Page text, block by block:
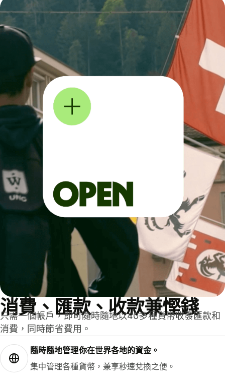
消費、匯款、收款兼慳錢
只需一個帳戶，即可隨時隨地以40多種貨幣收發匯款和
消費，同時節省費用。
隨時隨地管理你在世界各地的資金。
集中管理各種貨幣，兼享秒速兌換之便。